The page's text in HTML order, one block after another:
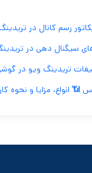
رسم کانال در
تریدینگ ویو در
انواع، مزایا و نحوه کار